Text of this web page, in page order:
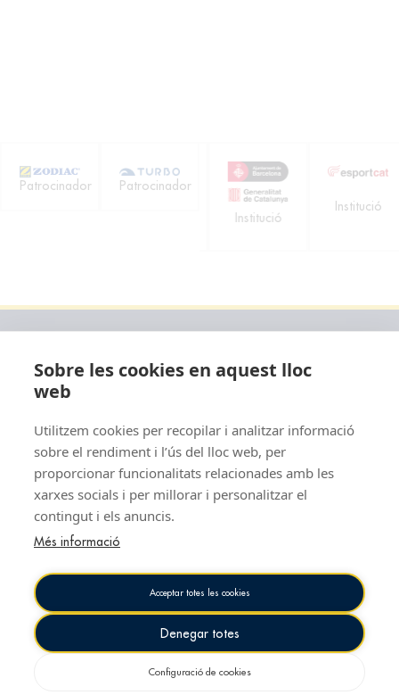
Sobre les cookies en aquest lloc
web
Utilitzem cookies per recopilar i analitzar informació
sobre el rendiment i l’ús del lloc web, per
proporcionar funcionalitats relacionades amb les
xarxes socials i per millorar i personalitzar el
contingut i els anuncis.
Més informació
Acceptar totes les cookies
Denegar totes
Configuració de cookies
Patrocinador Patrocinador
Institució
Institució
Plaça del Mar, s/n · 08003
Barcelona
Aviso legal
Mapa web